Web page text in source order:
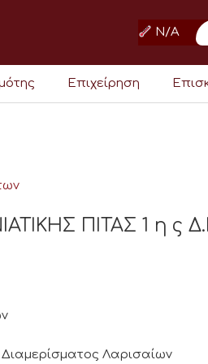
N/A
Επιχείρηση
ΠΙΤΑΣ 1 η ς
Διαμερίσματος Λαρισαίων